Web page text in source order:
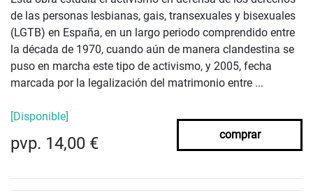
de las personas lesbianas, gais, transexuales y bisexuales
(LGTB) en España, en un largo periodo comprendido entre
la década de 1970, cuando aún de manera clandestina se
puso en marcha este tipo de activismo, y 2005, fecha
marcada por la legalización del matrimonio entre ...
[Disponible]
pvp. 14,00 € comprar